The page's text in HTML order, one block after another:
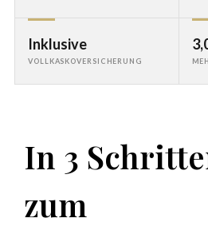
Inklusive
VOLLKASKOVERSICHERUNG
In 3
zum